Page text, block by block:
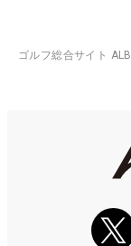
ゴルフ総合サイト